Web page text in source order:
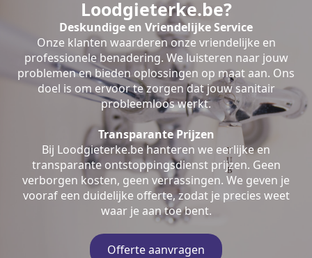
Loodgieterke.be?
Deskundige en Vriendelijke Service
Onze klanten waarderen onze vriendelijke en
professionele benadering. We luisteren naar jouw
problemen en bieden oplossingen op maat aan. Ons
doel is om ervoor te zorgen dat jouw sanitair
probleemloos werkt.
Transparante Prijzen
Bij Loodgieterke.be hanteren we eerlijke en
transparante ontstoppingsdienst prijzen. Geen
verborgen kosten, geen verrassingen. We geven je
vooraf een duidelijke offerte, zodat je precies weet
waar je aan toe bent.
Offerte aanvragen